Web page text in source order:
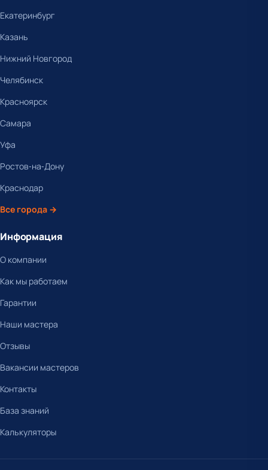
Екатеринбург
Казань
Нижний Новгород
Челябинск
Красноярск
Самара
Уфа
Ростов-на-Дону
Краснодар
Все города →
Информация
О компании
Как мы работаем
Гарантии
Наши мастера
Отзывы
Вакансии мастеров
Контакты
База знаний
Калькуляторы